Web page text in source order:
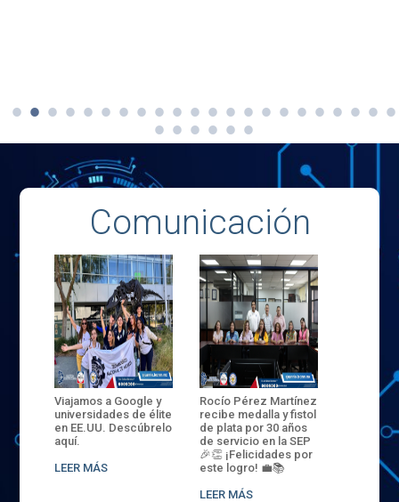
Comunicación
Viajamos a Google y
universidades de élite
en EE.UU. Descúbrelo
aquí.
LEER MÁS
Rocío Pérez Martínez
recibe medalla y fistol
de plata por 30 años
de servicio en la SEP
🎉👏 ¡Felicidades por
este logro! 💼📚
LEER MÁS
ENECB-
del
batalla.
32
sede